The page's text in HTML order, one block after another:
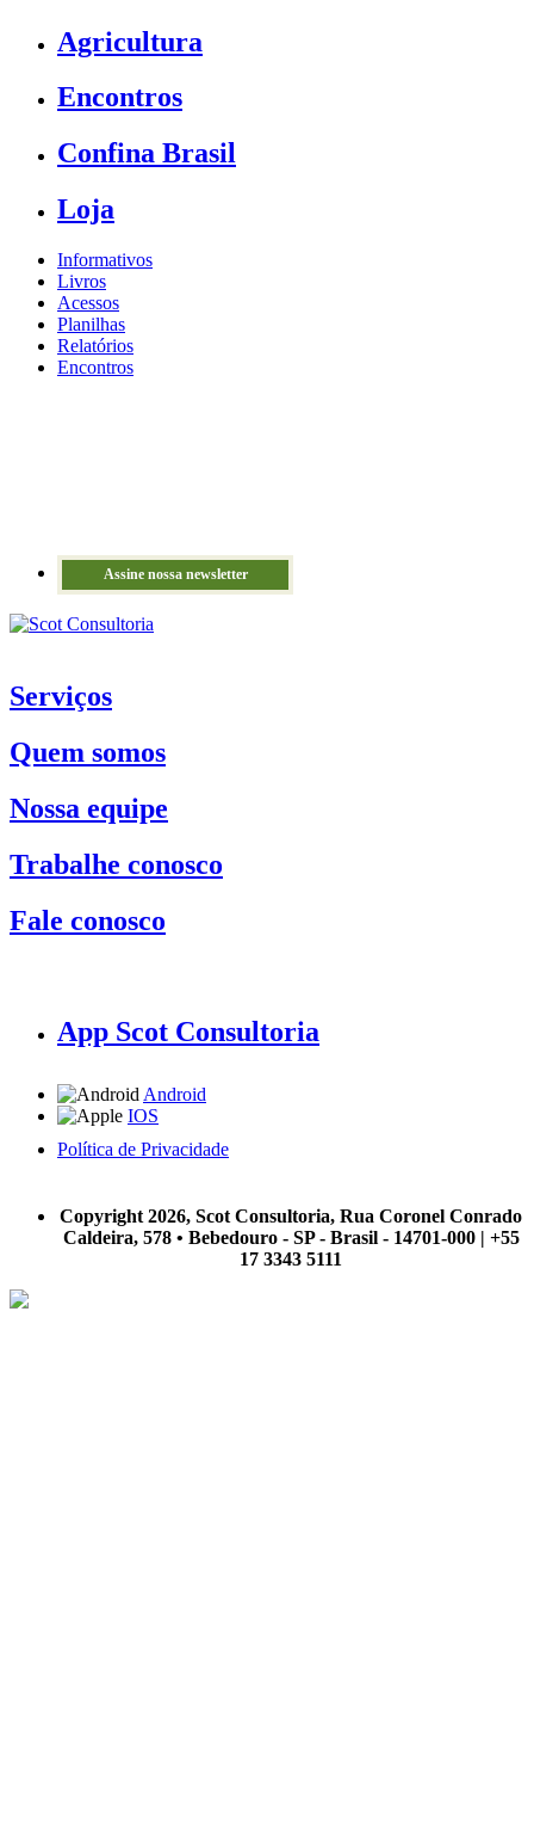
Agricultura
Encontros
Confina Brasil
Loja
Informativos
Livros
Acessos
Planilhas
Relatórios
Encontros
Assine nossa newsletter
Serviços
Quem somos
Nossa equipe
Trabalhe conosco
Fale conosco
App Scot Consultoria
Android
IOS
Política de Privacidade
Copyright 2026, Scot Consultoria, Rua Coronel Conrado
Caldeira, 578 • Bebedouro - SP - Brasil - 14701-000 | +55
17 3343 5111